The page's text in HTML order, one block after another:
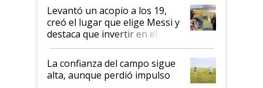
Levantó un acopio a los 19,
creó el lugar que elige Messi y
destaca que invertir en el
kirchnerismo era como "darle
plata a un hijo para droga":
Juan Félix Rossetti, el libertario
que de una dura crisis salió
La confianza del campo sigue
alta, aunque perdió impulso